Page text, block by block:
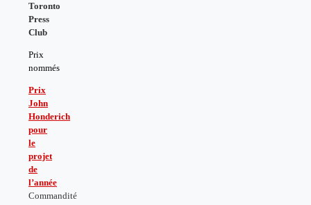
Toronto
Press
Club
Prix
nommés
Prix
John
Honderich
pour
le
projet
de
l’année
Commandité